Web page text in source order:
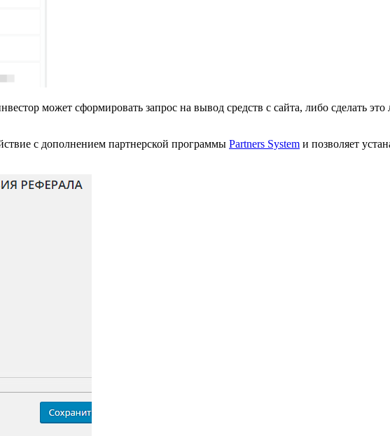
может сформировать запрос на вывод средств с сайта, либо сделать
с дополнением партнерской программы Partners System и позволяет